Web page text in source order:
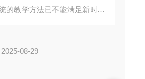
的教学方法已不能满足新时期
2025-08-29